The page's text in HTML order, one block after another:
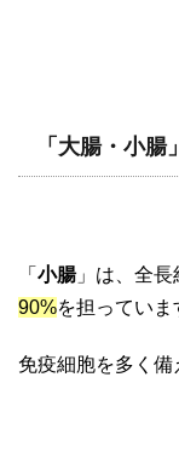
「大腸・小腸
「 小腸」は、全長
90%を担っていま
免疫細胞を多く備